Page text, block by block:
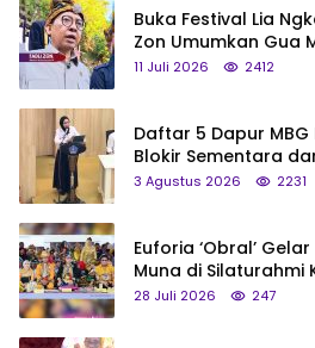
Buka Festival Lia
Zon Umumkan Gua
Status Jadi Cagar
11 Juli 2026 2412
Daftar 5 Dapur
Blokir Sementara
3 Agustus 2026 2231
Euforia ‘Obral’
Muna di Silaturahmi
Saya Bukan Tipe
28 Juli 2026 247